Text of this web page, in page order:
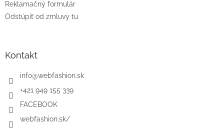
Reklamačný formulár
Odstúpiť od zmluvy tu
Kontakt
info@webfashion.sk
+421 949 155 339
FACEBOOK
webfashion.sk/